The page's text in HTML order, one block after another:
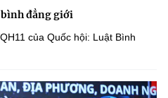
bình đẳng giới
của Quốc hội: Luật Bình